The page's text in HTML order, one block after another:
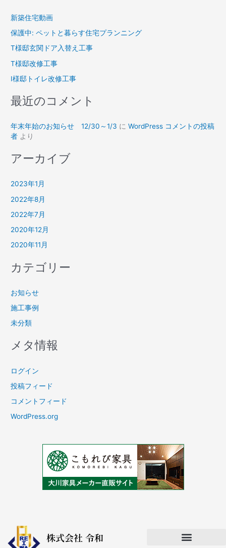
:新築住宅動画
保護中: ペットと暮らす住宅プランニング
T様邸玄関ドア入替え工事
T様邸改修工事
I様邸トイレ改修工事
最近のコメント
年末年始のお知らせ 12/30～1/3 にWordPress コメントの投稿
者 より
アーカイブ
2023年1月
2022年8月
2022年7月
2020年12月
2020年11月
カテゴリー
お知らせ
施工事例
未分類
メタ情報
ログイン
投稿フィード
コメントフィード
WordPress.org
株式会社 令和